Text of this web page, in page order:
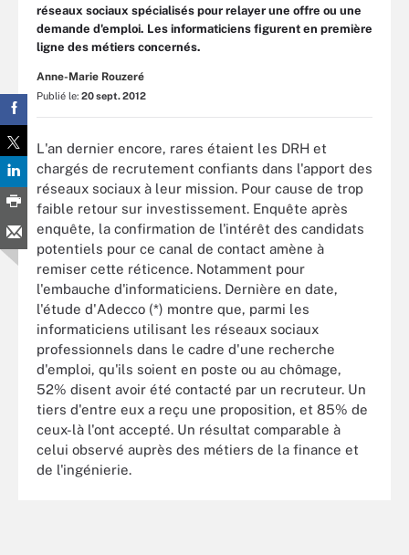
réseaux sociaux spécialisés pour relayer une offre ou une
demande d'emploi. Les informaticiens figurent en première
ligne des métiers concernés.
Anne-Marie Rouzeré
Publié le: 20 sept. 2012
L'an dernier encore, rares étaient les DRH et
chargés de recrutement confiants dans l'apport des
réseaux sociaux à leur mission. Pour cause de trop
faible retour sur investissement. Enquête après
enquête, la confirmation de l'intérêt des candidats
potentiels pour ce canal de contact amène à
remiser cette réticence. Notamment pour
l'embauche d'informaticiens. Dernière en date,
l'étude d'Adecco (*) montre que, parmi les
informaticiens utilisant les réseaux sociaux
professionnels dans le cadre d'une recherche
d'emploi, qu'ils soient en poste ou au chômage,
52% disent avoir été contacté par un recruteur. Un
tiers d'entre eux a reçu une proposition, et 85% de
ceux-là l'ont accepté. Un résultat comparable à
celui observé auprès des métiers de la finance et
de l'ingénierie.